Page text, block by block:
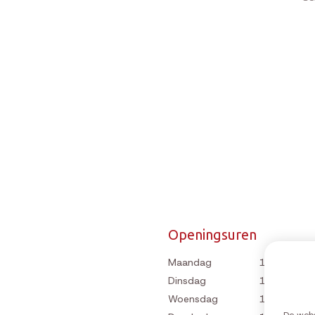
Openingsuren
Maandag
10:00-
Dinsdag
10:00-
Woensdag
10:00-